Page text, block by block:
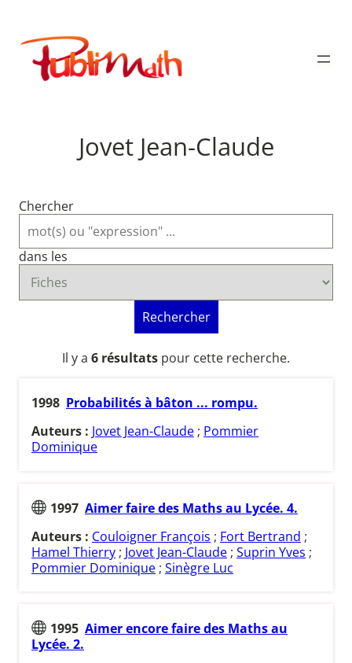
contenu
Publimath
Jovet Jean-Claude
Chercher
dans les
Rechercher
Il y a 6 résultats pour cette recherche.
1998 Probabilités à bâton ... rompu.
Auteurs : Jovet Jean-Claude ; Pommier
Dominique
1997 Aimer faire des Maths au Lycée. 4.
Auteurs : Couloigner François ; Fort Bertrand ;
Hamel Thierry ; Jovet Jean-Claude ; Suprin Yves ;
Pommier Dominique ; Sinègre Luc
1995 Aimer encore faire des Maths au
Lycée. 2.